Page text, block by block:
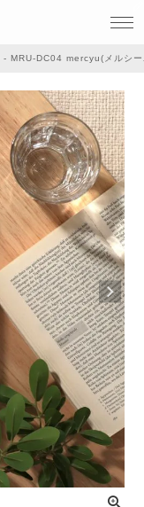
MRU-DC04 mercyu(メルシ